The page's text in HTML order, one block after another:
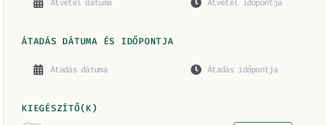
ÁTADÁS DÁTUMA ÉS IDŐPONTJA
KIEGÉSZÍTŐ(K)